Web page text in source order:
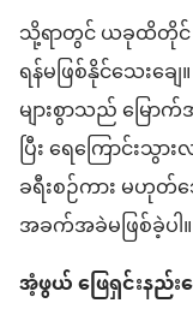
သို့ရာတွင် ယခုထိတိုင်
ရန်မဖြစ်နိုင်သေးခ
များစွာသည် မြေ
ပြီး ရေကြောင်း
ခရီးစဉ်ကား မဟု
အခက်အခဲမဖြစ်ခဲ့ပါ။
အံ့ဖွယ် ဖြေရှင်းနည်း